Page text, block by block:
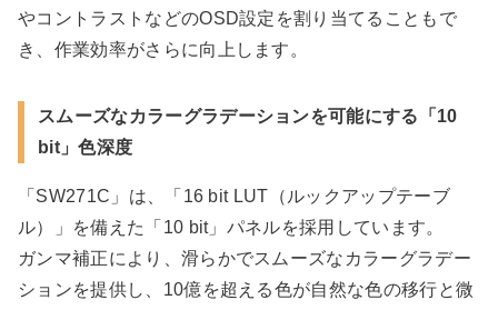
やコントラストなどのOSD設定を割り当てることもで
き、作業効率がさらに向上します。
スムーズなカラーグラデーションを可能にする「10
bit」色深度
「SW271C」は、「16 bit LUT（ルックアップテーブ
ル）」を備えた「10 bit」パネルを採用しています。
ガンマ補正により、滑らかでスムーズなカラーグラデー
ションを提供し、10億を超える色が自然な色の移行と微